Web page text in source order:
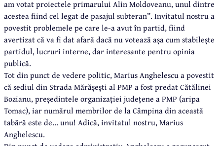
am votat proiectele primarului Alin Moldoveanu, unul dintre
acestea fiind cel legat de pasajul subteran”. Invitatul nostru a
povestit problemele pe care le-a avut în partid, fiind
avertizat că va fi dat afară dacă nu votează așa cum stabilește
partidul, lucruri interne, dar interesante pentru opinia
publică.
Tot din punct de vedere politic, Marius Anghelescu a povestit
că sediul din Strada Mărășești al PMP a fost predat Cătălinei
Bozianu, președintele organizației județene a PMP (aripa
Tomac), iar numărul membrilor de la Câmpina din această
tabără este de... unu! Adică, invitatul nostru, Marius
Anghelescu.